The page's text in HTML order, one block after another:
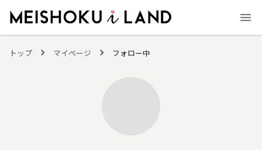
トップ マイページ フォロー中